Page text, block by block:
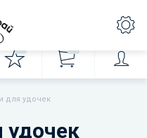
для удочек
удочек